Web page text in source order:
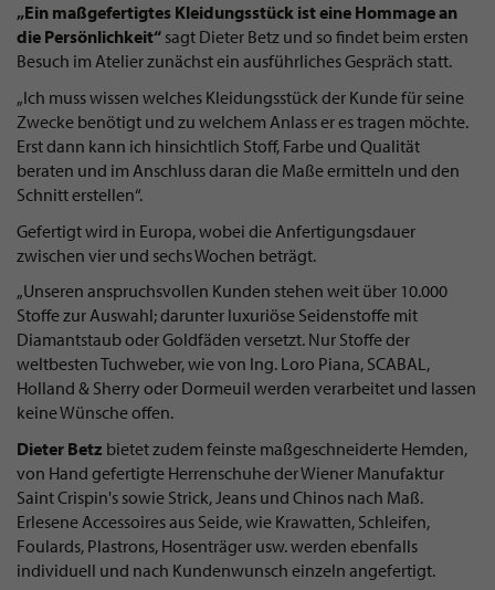
„Ein maßgefertigtes Kleidungsstück ist eine Hommage an
die Persönlichkeit“ sagt Dieter Betz und so findet beim ersten
Besuch im Atelier zunächst ein ausführliches Gespräch statt.
„Ich muss wissen welches Kleidungsstück der Kunde für seine
Zwecke benötigt und zu welchem Anlass er es tragen möchte.
Erst dann kann ich hinsichtlich Stoff, Farbe und Qualität
beraten und im Anschluss daran die Maße ermitteln und den
Schnitt erstellen“.
Gefertigt wird in Europa, wobei die Anfertigungsdauer
zwischen vier und sechs Wochen beträgt.
„Unseren anspruchsvollen Kunden stehen weit über 10.000
Stoffe zur Auswahl; darunter luxuriöse Seidenstoffe mit
Diamantstaub oder Goldfäden versetzt. Nur Stoffe der
weltbesten Tuchweber, wie von Ing. Loro Piana, SCABAL,
Holland & Sherry oder Dormeuil werden verarbeitet und lassen
keine Wünsche offen.
Dieter Betz bietet zudem feinste maßgeschneiderte Hemden,
von Hand gefertigte Herrenschuhe der Wiener Manufaktur
Saint Crispin's sowie Strick, Jeans und Chinos nach Maß.
Erlesene Accessoires aus Seide, wie Krawatten, Schleifen,
Foulards, Plastrons, Hosenträger usw. werden ebenfalls
individuell und nach Kundenwunsch einzeln angefertigt.